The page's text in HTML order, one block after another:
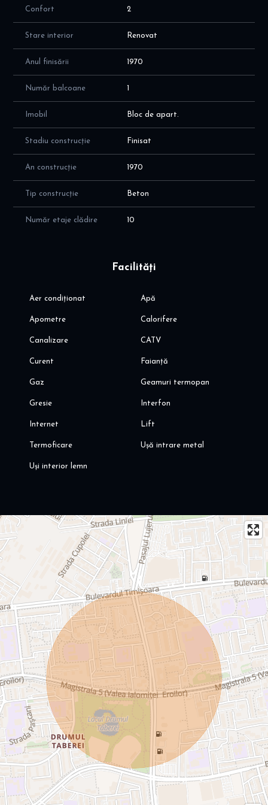
Confort 2
Stare interior Renovat
Anul finisării 1970
Număr balcoane 1
Imobil Bloc de apart.
Stadiu construcție Finisat
An construcție 1970
Tip construcție Beton
Număr etaje clădire 10
Facilități
Aer condiționat Apă
Apometre Calorifere
Canalizare CATV
Curent Faianță
Gaz Geamuri termopan
Gresie Interfon
Internet Lift
Termoficare Ușă intrare metal
Uși interior lemn